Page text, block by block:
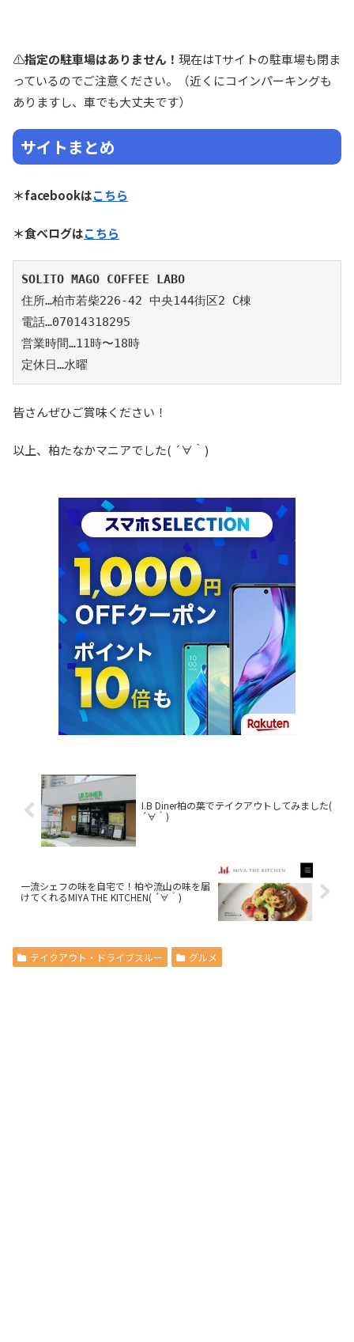
⚠️指定の駐車場はありません！ 現在はTサイトの駐車場も閉ま
っているのでご注意ください。（近くにコインパーキングも
ありますし、車でも大丈夫です）
サイトまとめ
＊facebookはこちら
＊食べログはこちら
SOLITO MAGO COFFEE LABO
住所…柏市若柴226-42 中央144街区2 C棟
電話…07014318295
営業時間…11時〜18時
定休日…水曜
皆さんぜひご賞味ください！
以上、柏たなかマニアでした( ´∀｀)
I.B Diner柏の葉でテイクアウトしてみました(
´∀｀)
一流シェフの味を自宅で！柏や流山の味を届
けてくれるMIYA THE KITCHEN( ´∀｀)
テイクアウト・ドライブスルー グルメ